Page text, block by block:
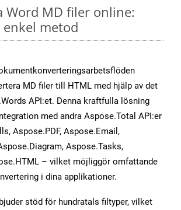
Word MD filer online:
enkel metod
MD filer till HTML med hjälp av det
API:et. Denna kraftfulla lösning
med andra Aspose.Total API:er
Aspose.PDF, Aspose.Email,
Aspose.Tasks,
– vilket möjliggör omfattande
i dina applikationer.
stöd för hundratals filtyper, vilket